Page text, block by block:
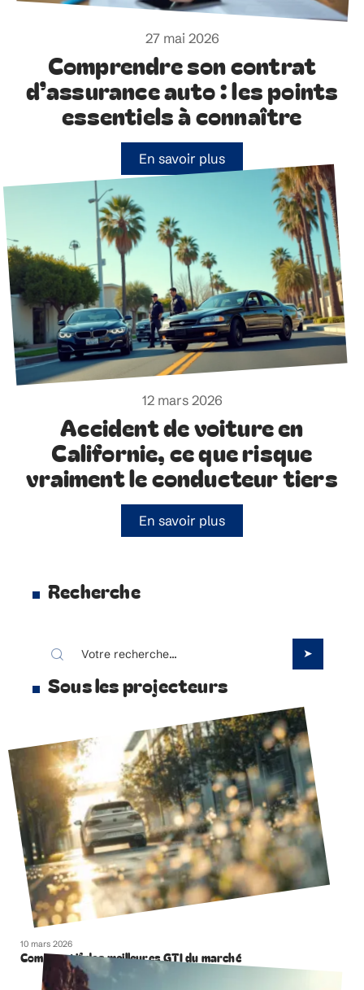
27 mai 2026
Comprendre son contrat
d’assurance auto : les points
essentiels à connaître
En savoir plus
12 mars 2026
Accident de voiture en
Californie, ce que risque
vraiment le conducteur tiers
En savoir plus
Recherche
Sous les projecteurs
10 mars 2026
Comparatif des meilleures GTI du marché